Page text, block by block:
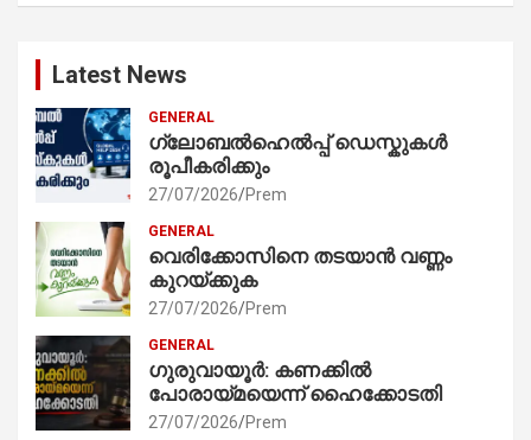
Latest News
GENERAL
ഗ്ലോബൽഹെൽപ്പ് ഡെസ്കുകൾ
രൂപീകരിക്കും
27/07/2026 Prem
GENERAL
വെരിക്കോസിനെ തടയാൻ വണ്ണം
കുറയ്ക്കുക
27/07/2026 Prem
GENERAL
ഗുരുവായൂർ: കണക്കിൽ
പോരായ്മയെന്ന് ഹൈക്കോടതി
27/07/2026 Prem